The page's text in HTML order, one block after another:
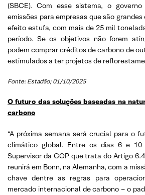
(SBCE). Com esse sistema, o
emissões para empresas que são
efeito estufa, com mais de 25 mil
período. Se os objetivos não forem
podem comprar créditos de carbono de
estimulados a ter projetos de
Fonte: Estadão; 01/10/2025
O futuro das soluções baseadas na
carbono
“A próxima semana será crucial para o
climático global. Entre os dias 6 e 10
Supervisor da COP que trata do Artigo
reunirá em Bonn, na Alemanha, com a
chave dentre as regras para
mercado internacional de carbono – o